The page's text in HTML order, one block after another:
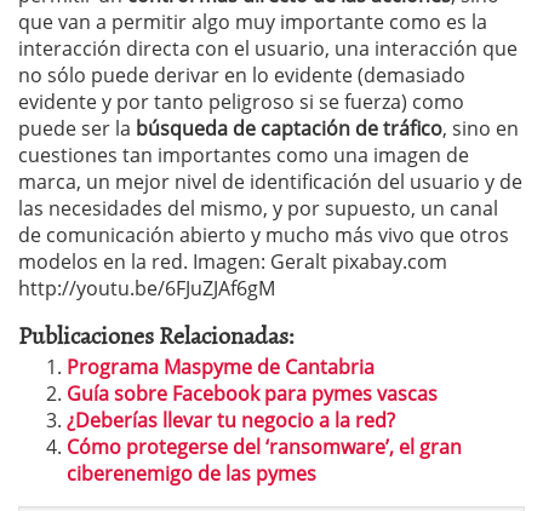
que van a permitir algo muy importante como es la
interacción directa con el usuario, una interacción que
no sólo puede derivar en lo evidente (demasiado
evidente y por tanto peligroso si se fuerza) como
puede ser la búsqueda de captación de tráfico, sino en
cuestiones tan importantes como una imagen de
marca, un mejor nivel de identificación del usuario y de
las necesidades del mismo, y por supuesto, un canal
de comunicación abierto y mucho más vivo que otros
modelos en la red. Imagen: Geralt pixabay.com
http://youtu.be/6FJuZJAf6gM
Publicaciones Relacionadas:
Programa Maspyme de Cantabria
Guía sobre Facebook para pymes vascas
¿Deberías llevar tu negocio a la red?
Cómo protegerse del ‘ransomware’, el gran
ciberenemigo de las pymes